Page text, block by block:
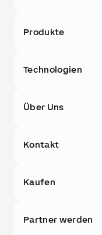
Produkte
Technologien
Über Uns
Kontakt
Kaufen
Partner werden